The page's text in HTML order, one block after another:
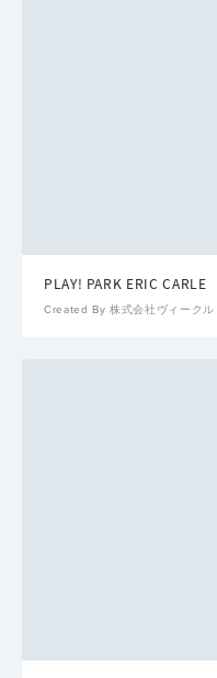
PLAY! PARK ERIC CARLE
Created By 株式会社ヴィークル